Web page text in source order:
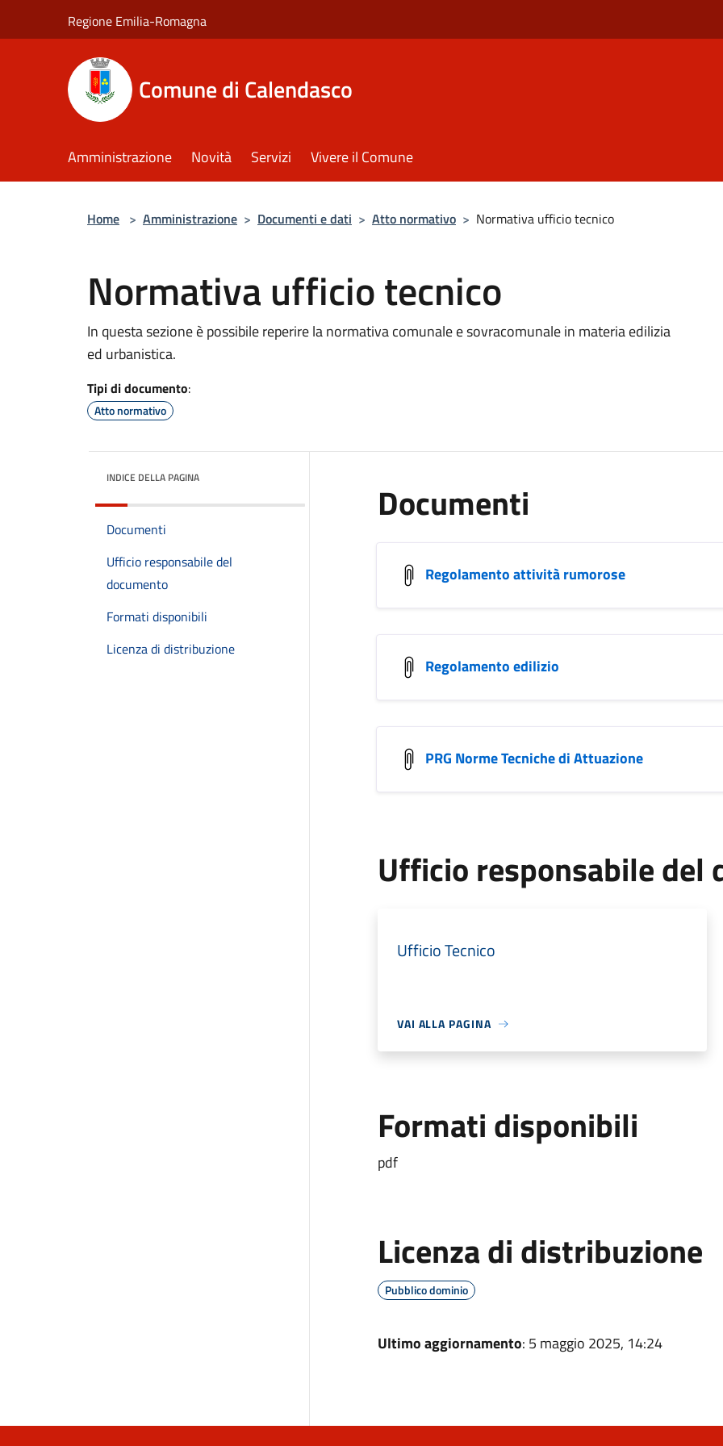
Regione Emilia-Romagna
Comune di Calendasco
Amministrazione Novità Servizi Vivere il Comune
Home > Amministrazione > Documenti e dati > Atto normativo > Normativa ufficio tecnico
Normativa ufficio tecnico
In questa sezione è possibile reperire la normativa comunale e sovracomunale in materia edilizia
ed urbanistica.
Tipi di documento:
Atto normativo
INDICE DELLA PAGINA
Documenti
Ufficio responsabile del
documento
Formati disponibili
Licenza di distribuzione
Documenti
Regolamento attività rumorose
Regolamento edilizio
PRG Norme Tecniche di Attuazione
Ufficio responsabile del
Ufficio Tecnico
VAI ALLA PAGINA
Formati disponibili
pdf
Licenza di distribuzione
Pubblico dominio
Ultimo aggiornamento: 5 maggio 2025, 14:24